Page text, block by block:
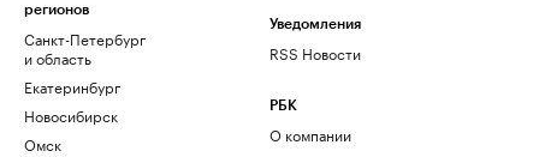
регионов
Санкт-Петербург
и область
Екатеринбург
Новосибирск
Омск
Уведомления
RSS Новости
РБК
О компании